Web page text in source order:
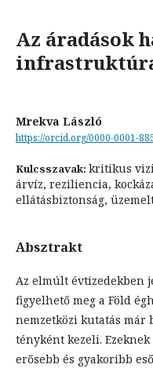
Az áradások
Mrekva László
https://orcid.org/0000-0001-
Kulcsszavak: kritikus
árvíz, reziliencia,
ellátásbiztonság,
Absztrakt
Az elmúlt évtizedekben
figyelhető meg a Föld
nemzetközi kutatás már
tényként kezeli.
erősebb és gyakoribb